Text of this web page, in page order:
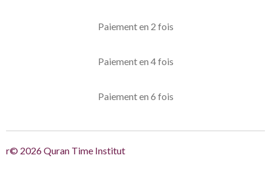
Paiement en 2 fois
Paiement en 4 fois
Paiement en 6 fois
r© 2026 Quran Time Institut